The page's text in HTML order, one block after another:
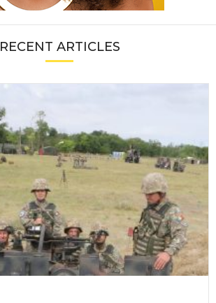
RECENT ARTICLES